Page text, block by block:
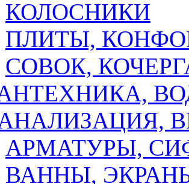
КОЛОСНИКИ
ПЛИТЫ,
СОВОК,
АРМАТУРЫ,
ВАННЫ,